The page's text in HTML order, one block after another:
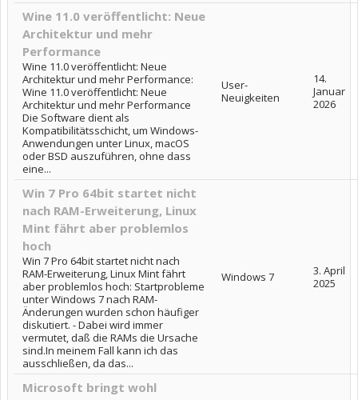
Wine 11.0 veröffentlicht: Neue
Architektur und mehr
Performance
Wine 11.0 veröffentlicht: Neue
Architektur und mehr Performance:
Wine 11.0 veröffentlicht: Neue
Architektur und mehr Performance
Die Software dient als
Kompatibilitätsschicht, um Windows-
Anwendungen unter Linux, macOS
oder BSD auszuführen, ohne dass
eine...
User-
Neuigkeiten
14.
Januar
2026
Win 7 Pro 64bit startet nicht
nach RAM-Erweiterung, Linux
Mint fährt aber problemlos
hoch
Win 7 Pro 64bit startet nicht nach
RAM-Erweiterung, Linux Mint fährt
aber problemlos hoch: Startprobleme
unter Windows 7 nach RAM-
Änderungen wurden schon häufiger
diskutiert. - Dabei wird immer
vermutet, daß die RAMs die Ursache
sind.In meinem Fall kann ich das
ausschließen, da das...
Windows 7
3. April
2025
Microsoft bringt wohl